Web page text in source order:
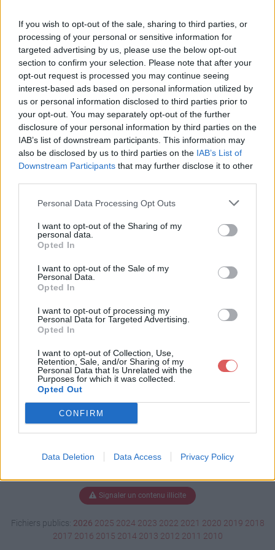
If you wish to opt-out of the sale, sharing to third parties, or
processing of your personal or sensitive information for
targeted advertising by us, please use the below opt-out
section to confirm your selection. Please note that after your
opt-out request is processed you may continue seeing
interest-based ads based on personal information utilized by
us or personal information disclosed to third parties prior to
your opt-out. You may separately opt-out of the further
disclosure of your personal information by third parties on the
IAB’s list of downstream participants. This information may
also be disclosed by us to third parties on the IAB’s List of
Downstream Participants that may further disclose it to other
Personal Data Processing Opt Outs
I want to opt-out of the Sharing of my
personal data.
Opted In
I want to opt-out of the Sale of my
Personal Data.
Opted In
I want to opt-out of processing my
Personal Data for Targeted Advertising.
Opted In
I want to opt-out of Collection, Use,
Retention, Sale, and/or Sharing of my
Personal Data that Is Unrelated with the
Purposes for which it was collected.
Opted Out
CONFIRM
Data Deletion Data Access Privacy Policy
l'envoi du fichier
Page de téléchargement
https://www.petit-fichier.fr/2017/04/24/07-resiste/ Copier
Partager le fichier 07
Résiste.wma sur le Web et les
réseaux sociaux:
Télécharger le fichier 07 Résiste.
wma
Télécharger 07 Résiste.wma
Télécharger le fichier (4.4 Mo)
Signaler un contenu illicite
Fichiers publics: 2026 2025 2024 2023 2022 2021 2020 2019 2018
2017 2016 2015 2014 2013 2012 2011 2010